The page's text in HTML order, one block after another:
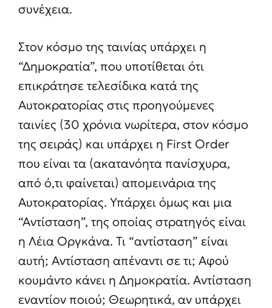
συνέχεια.
Στον κόσμο της ταινίας υπάρχει η
“Δημοκρατία”, που υποτίθεται ότι
επικράτησε τελεσίδικα κατά της
Αυτοκρατορίας στις προηγούμενες
ταινίες (30 χρόνια νωρίτερα, στον κόσμο
της σειράς) και υπάρχει η First Order
που είναι τα (ακατανόητα πανίσχυρα,
από ό,τι φαίνεται) απομεινάρια της
Αυτοκρατορίας. Υπάρχει όμως και μια
“Αντίσταση”, της οποίας στρατηγός είναι
η Λέια Οργκάνα. Τι “αντίσταση” είναι
αυτή; Αντίσταση απέναντι σε τι; Αφού
κουμάντο κάνει η Δημοκρατία. Αντίσταση
εναντίον ποιού; Θεωρητικά, αν υπάρχει